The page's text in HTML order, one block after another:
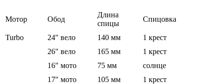
Мотор Обод
Длина
спицы
Спицовка
Turbo 24" вело 140 мм
1 крест
26" вело
165 мм
1 крест
16" мото
75 мм
солнце
17" мото
105 мм
1 крест